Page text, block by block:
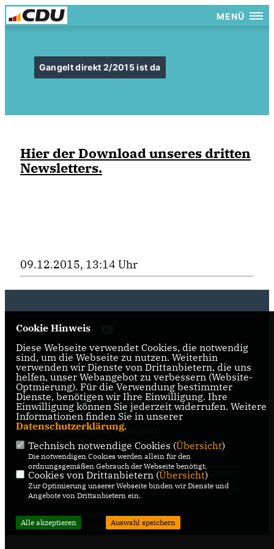
MENÜ
Gangelt direkt 2/2015 ist da
Hier der Download unseres dritten
Newsletters.
09.12.2015, 13:14 Uhr
IMPRESSUM DATENSCHUTZ KONTAKT
CDU Kreisverband Heinsberg
CDU Nordrhein-Westfalen
CDU Deutschlands
@2026 Christlich
Demokratische Union
Deutschlands (CDU),
Kreisverband Heinsberg
Alle Rechte vorbehalten.
Realisation: Sharkness Media
GmbH & Co. KG
Cookie Hinweis
Diese Webseite verwendet Cookies, die notwendig
sind, um die Webseite zu nutzen. Weiterhin
verwenden wir Dienste von Drittanbietern, die uns
helfen, unser Webangebot zu verbessern (Website-
Optmierung). Für die Verwendung bestimmter
Dienste, benötigen wir Ihre Einwilligung. Ihre
Einwilligung können Sie jederzeit widerrufen. Weitere
Informationen finden Sie in unserer
Datenschutzerklärung.
Technisch notwendige Cookies (Übersicht)
Die notwendigen Cookies werden allein für den
ordnungsgemäßen Gebrauch der Webseite benötigt.
Cookies von Drittanbietern (Übersicht)
Zur Optimierung unserer Webseite binden wir Dienste und
Angebote von Drittanbietern ein.
Alle akzeptieren Auswahl speichern